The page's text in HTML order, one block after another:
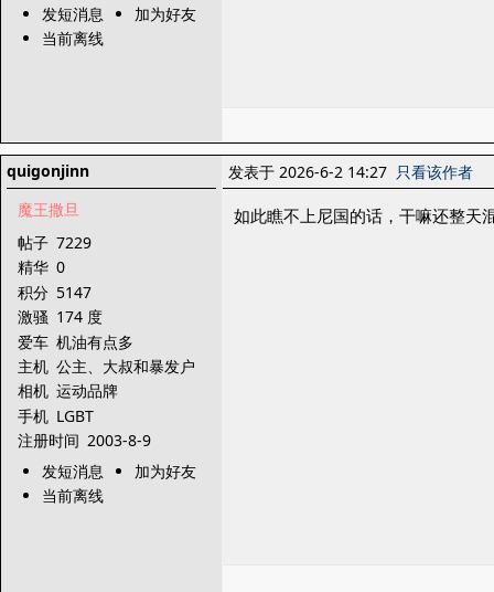
发短消息
加为好友
当前离线
quigonjinn
魔王撒旦
帖子 7229
精华 0
积分 5147
激骚 174 度
爱车 机油有点多
主机 公主、大叔和暴发户
相机 运动品牌
手机 LGBT
注册时间 2003-8-9
发短消息
加为好友
当前离线
发表于 2026-6-2 14:27 只看该作者
如此瞧不上尼国的话，干嘛还整天